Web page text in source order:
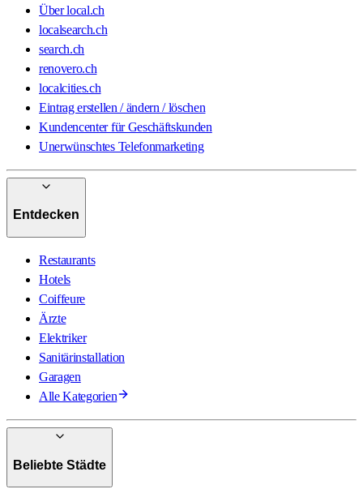
Über local.ch
localsearch.ch
search.ch
renovero.ch
localcities.ch
Eintrag erstellen / ändern / löschen
Kundencenter für Geschäftskunden
Unerwünschtes Telefonmarketing
Entdecken
Restaurants
Hotels
Coiffeure
Ärzte
Elektriker
Sanitärinstallation
Garagen
Alle Kategorien
Beliebte Städte